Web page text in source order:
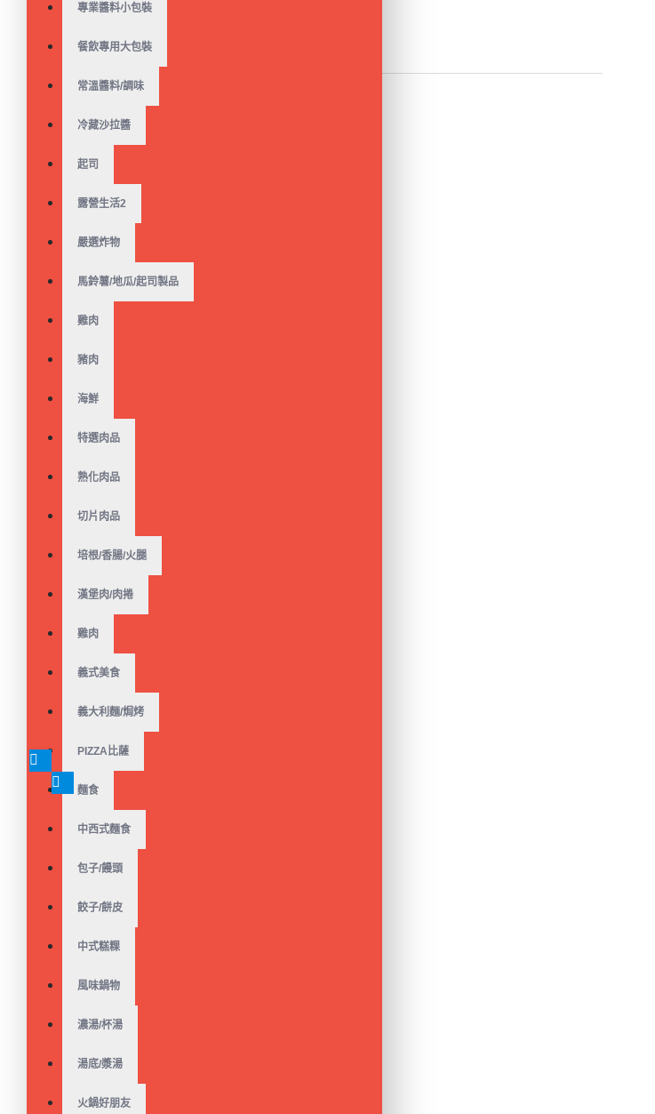
專業醬料小包裝
餐飲專用大包裝
常溫醬料/調味
冷藏沙拉醬
起司
露營生活2
嚴選炸物
馬鈴薯/地瓜/起司製品
雞肉
豬肉
海鮮
特選肉品
熟化肉品
切片肉品
培根/香腸/火腿
漢堡肉/肉捲
雞肉
義式美食
義大利麵/焗烤
PIZZA比薩
麵食
中西式麵食
包子/饅頭
餃子/餅皮
中式糕粿
風味鍋物
濃湯/杯湯
湯底/漿湯
火鍋好朋友
類似商品 最新商品
【金品】有糖生豆漿(高
濃度)(1.4kg/包)
【金品】無糖生豆漿(高
$80
(500克/包)奶素
$80
【金品】非基改生豆漿
$80
牛腱(奶素)（200g/包）
$119
二廚】蔬饗紅燒纖牛若